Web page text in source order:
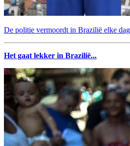
De politie vermoordt in Brazilië elke
Het gaat lekker in Brazilië...